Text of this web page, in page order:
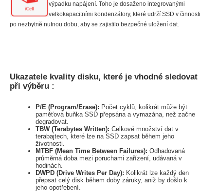
výpadku napájení. Toho je dosaženo integrovanými
velkokapacitními kondenzátory, které udrží SSD v činnosti
po nezbytně nutnou dobu, aby se zajistilo bezpečné uložení dat.
Ukazatele kvality disku, které je vhodné sledovat
při výběru :
P/E (Program/Erase): Počet cyklů, kolikrát může být
paměťová buňka SSD přepsána a vymazána, než začne
degradovat.
TBW (Terabytes Written): Celkové množství dat v
terabajtech, které lze na SSD zapsat během jeho
životnosti.
MTBF (Mean Time Between Failures): Odhadovaná
průměrná doba mezi poruchami zařízení, udávaná v
hodinách.
DWPD (Drive Writes Per Day): Kolikrát lze každý den
přepsat celý disk během doby záruky, aniž by došlo k
jeho opotřebení.